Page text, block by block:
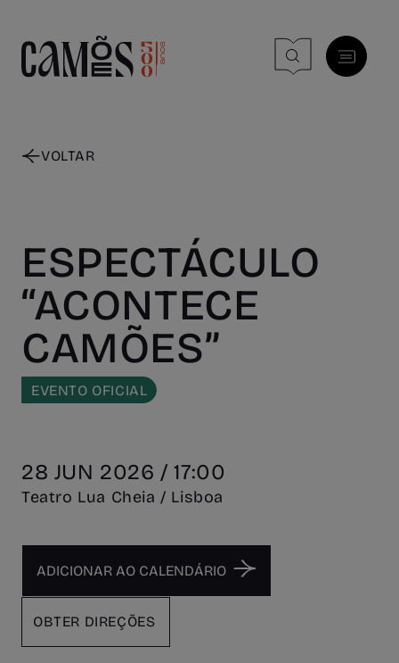
VOLTAR
ESPECTÁCULO
“ACONTECE
CAMÕES”
EVENTO OFICIAL
28 JUN 2026 / 17:00
Teatro Lua Cheia / Lisboa
OBTER DIREÇÕES